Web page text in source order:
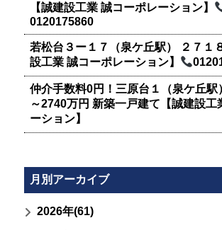
【誠建設工業 誠コーポレーション】
0120175860
若松台３ー１７（泉ケ丘駅） ２７１
設工業 誠コーポレーション】
仲介手数料0円！三原台１（泉ケ丘駅
～2740万円 新築一戸建て【誠建設工
ーション】
月別アーカイブ
2026年(61)